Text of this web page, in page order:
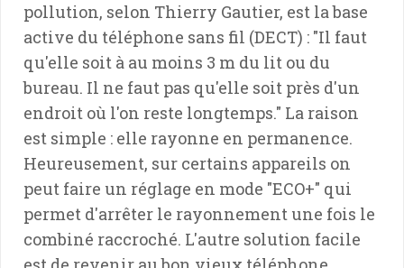
pollution, selon Thierry Gautier, est la base
active du téléphone sans fil (DECT) : "Il faut
qu'elle soit à au moins 3 m du lit ou du
bureau. Il ne faut pas qu'elle soit près d'un
endroit où l'on reste longtemps." La raison
est simple : elle rayonne en permanence.
Heureusement, sur certains appareils on
peut faire un réglage en mode "ECO+" qui
permet d'arrêter le rayonnement une fois le
combiné raccroché. L'autre solution facile